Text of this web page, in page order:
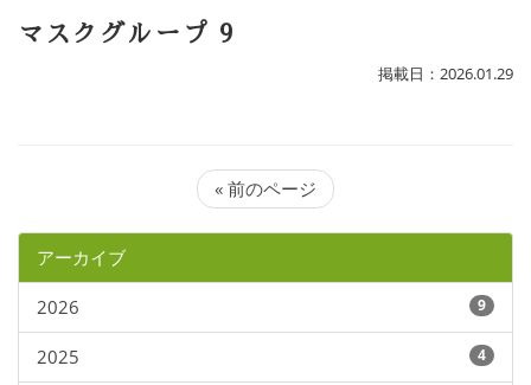
マスクグループ 9
掲載日：2026.01.29
« 前のページ
アーカイブ
2026 9
2025 4